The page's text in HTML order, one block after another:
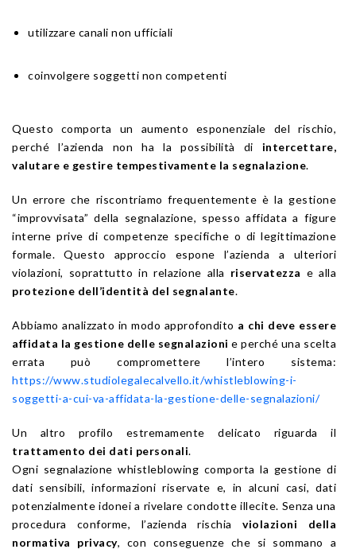
utilizzare canali non ufficiali
coinvolgere soggetti non competenti
Questo comporta un aumento esponenziale del rischio,
perché l’azienda non ha la possibilità di intercettare,
valutare e gestire tempestivamente la segnalazione.
Un errore che riscontriamo frequentemente è la gestione
“improvvisata” della segnalazione, spesso affidata a figure
interne prive di competenze specifiche o di legittimazione
formale. Questo approccio espone l’azienda a ulteriori
violazioni, soprattutto in relazione alla riservatezza e alla
protezione dell’identità del segnalante.
Abbiamo analizzato in modo approfondito a chi deve essere
affidata la gestione delle segnalazioni e perché una scelta
errata può compromettere l’intero sistema:
https://www.studiolegalecalvello.it/whistleblowing-i-
soggetti-a-cui-va-affidata-la-gestione-delle-segnalazioni/
Un altro profilo estremamente delicato riguarda il
trattamento dei dati personali.
Ogni segnalazione whistleblowing comporta la gestione di
dati sensibili, informazioni riservate e, in alcuni casi, dati
potenzialmente idonei a rivelare condotte illecite. Senza una
procedura conforme, l’azienda rischiaviolazioni della
normativa privacy, con conseguenze che si sommano a